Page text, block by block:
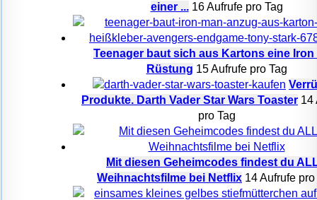
einer ... 16 Aufrufe pro Tag
Teenager baut sich aus Kartons eine Iron
Rüstung 15 Aufrufe pro Tag
Produkte. Darth Vader Star Wars Toaster 14
pro Tag
Mit diesen Geheimcodes findest du
Weihnachtsfilme bei Netflix 14 Aufrufe pro